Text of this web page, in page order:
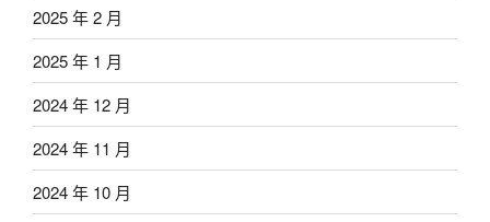
2025 年 2 月
2025 年 1 月
2024 年 12 月
2024 年 11 月
2024 年 10 月